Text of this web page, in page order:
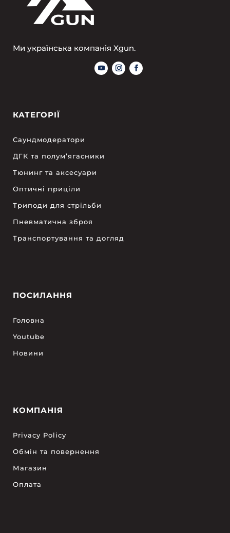
Ми українська компанія Xgun.
КАТЕГОРІЇ
Саундмодератори
ДГК та полум’ягасники
Тюнинг та аксесуари
Оптичні приціли
Триподи для стрільби
Пневматична зброя
Транспортування та догляд
ПОСИЛАННЯ
Головна
Youtube
Новини
КОМПАНІЯ
Privacy Policy
Обмін та повернення
Магазин
Оплата